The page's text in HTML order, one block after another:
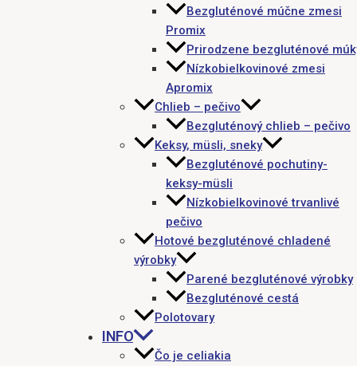
Bezgluténové múčne zmesi
Promix
Prirodzene bezgluténové
Nízkobielkovinové zmesi
Apromix
Chlieb – pečivo
Bezgluténový chlieb – pečivo
Keksy, müsli, sneky
Bezgluténové pochutiny-
keksy-müsli
Nízkobielkovinové trvanlivé
pečivo
Hotové bezgluténové chladené
výrobky
Parené bezgluténové výrobky
Bezgluténové cestá
Polotovary
INFO
Čo je celiakia